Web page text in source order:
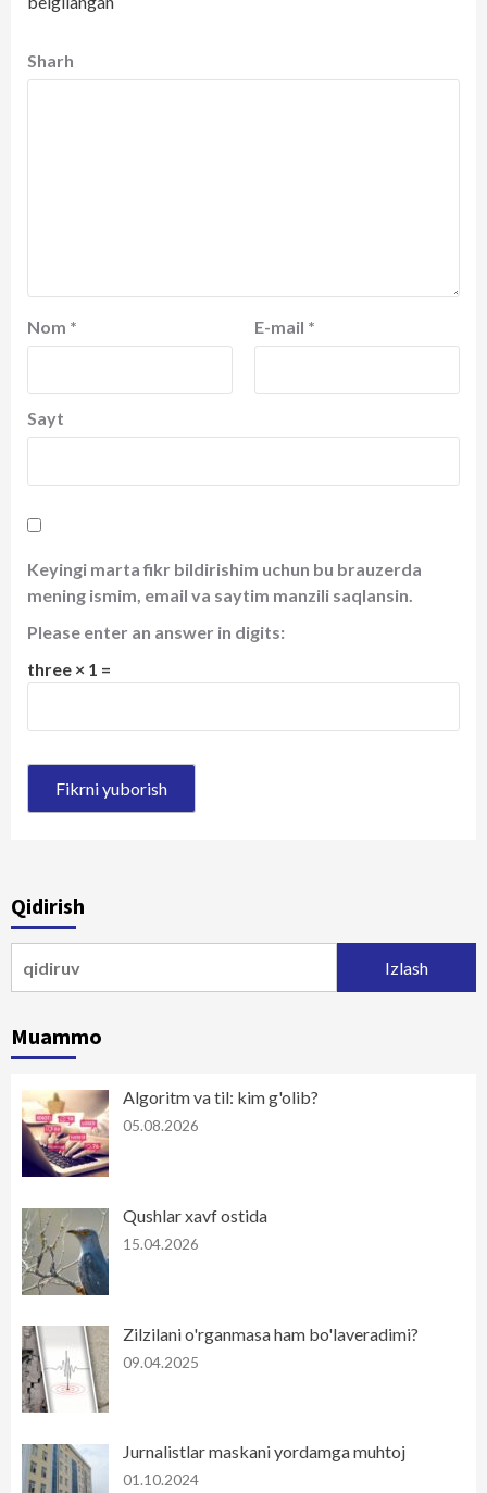
Sharh
Nom * E-mail *
Sayt
Keyingi marta fikr bildirishim uchun bu brauzerda
mening ismim, email va saytim manzili saqlansin.
Please enter an answer in digits:
three × 1 =
Qidirish
Muammo
Algoritm va til: kim g'olib?
05.08.2026
Qushlar xavf ostida
15.04.2026
Zilzilani o'rganmasa ham bo'laveradimi?
09.04.2025
Jurnalistlar maskani yordamga muhtoj
01.10.2024